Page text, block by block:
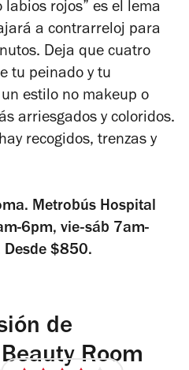
labios rojos” es el lema
a contrarreloj para
Deja que cuatro
tu peinado y tu
estilo no makeup o
arriesgados y coloridos.
recogidos, trenzas y
Metrobús Hospital
6pm, vie-sáb 7am-
$850.
de
Room